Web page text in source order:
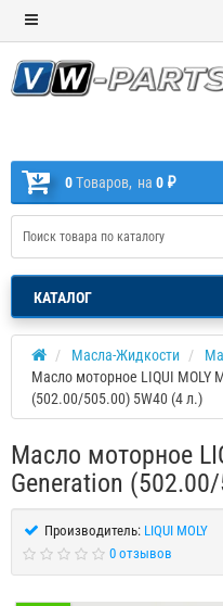
0Tоваров, на 0 ₽
КАТАЛОГ
Масла-Жидкости
Масло моторное LIQUI MOLY
(502.00/505.00) 5W40 (4 л.)
Масло моторное
Generation
Производитель: LIQUI MOLY
0 отзывов